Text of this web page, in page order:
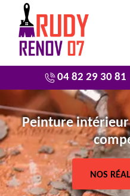
04 82 29 30 81
Peinture intérieur
NOS